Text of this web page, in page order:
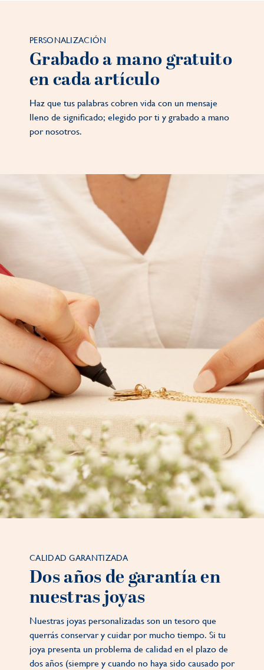
PERSONALIZACIÓN
Grabado a mano gratuito
en cada artículo
Haz que tus palabras cobren vida con un mensaje
lleno de significado; elegido por ti y grabado a mano
por nosotros.
CALIDAD GARANTIZADA
Dos años de garantía en
nuestras joyas
Nuestras joyas personalizadas son un tesoro que
querrás conservar y cuidar por mucho tiempo. Si tu
joya presenta un problema de calidad en el plazo de
dos años (siempre y cuando no haya sido causado por